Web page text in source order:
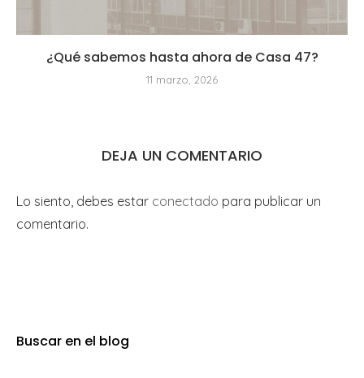
¿Qué sabemos hasta ahora de Casa 47?
11 marzo, 2026
DEJA UN COMENTARIO
Lo siento, debes estar conectado para publicar un
comentario.
Buscar en el blog